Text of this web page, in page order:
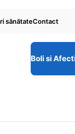
sănătateContact
Boli si